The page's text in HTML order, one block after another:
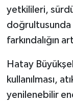
yetkilileri,
doğrultusunda
farkındalığın
Hatay
kullanılması,
yenilenebilir